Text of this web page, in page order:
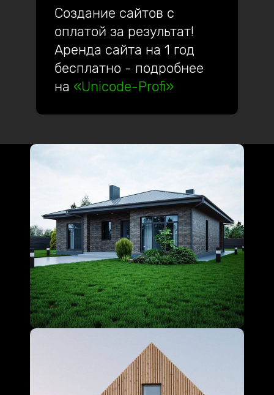
Создание сайтов с
оплатой за результат!
Аренда сайта на 1 год
бесплатно - подробнее
на «Unicode-Profi»